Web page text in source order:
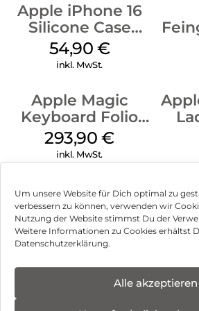
Um unsere Website für Dich optimal zu
verbessern zu können, verwenden wir
Nutzung der Website stimmst Du der
Weitere Informationen zu Cookies erhältst
Datenschutzerklärung.
Alle akzeptieren
Apple iPhone 16
Silicone Case
MagSafe Black
54,90 €
inkl. MwSt.
Apple Magic
Keyboard Folio
iPad 10.9″ (10.Gen.)
Weiß
293,90€
inkl. MwSt.
Impressum